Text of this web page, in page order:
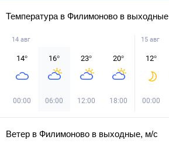
Температура в Филимоново в выходные
14 авг
14°
00:00
16°
06:00
23°
12:00
20°
18:00
15 авг
12°
00:00
Ветер в Филимоново в выходные, м/с